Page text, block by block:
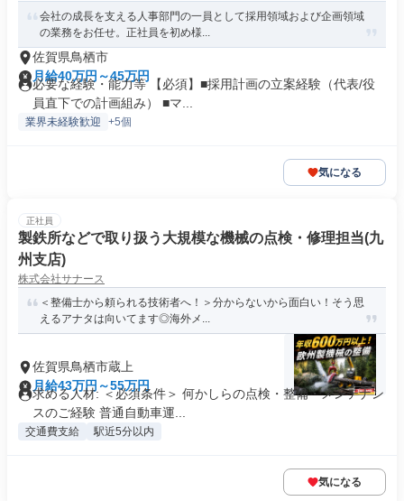
会社の成長を支える人事部門の一員として採用領域および企画領域
の業務をお任せ。正社員を初め様...
佐賀県鳥栖市
月給40万円～45万円
必要な経験・能力等 【必須】■採用計画の立案経験（代表/役
員直下での計画組み） ■マ...
業界未経験歓迎 +5個
気になる
正社員
製鉄所などで取り扱う大規模な機械の点検・修理担当(九
州支店)
株式会社サナース
＜整備士から頼られる技術者へ！＞分からないから面白い！そう思
えるアナタは向いてます◎海外メ...
佐賀県鳥栖市蔵上
月給43万円～55万円
求める人材: ＜必須条件＞ 何かしらの点検・整備・メンテナン
スのご経験 普通自動車運...
交通費支給 駅近5分以内
気になる